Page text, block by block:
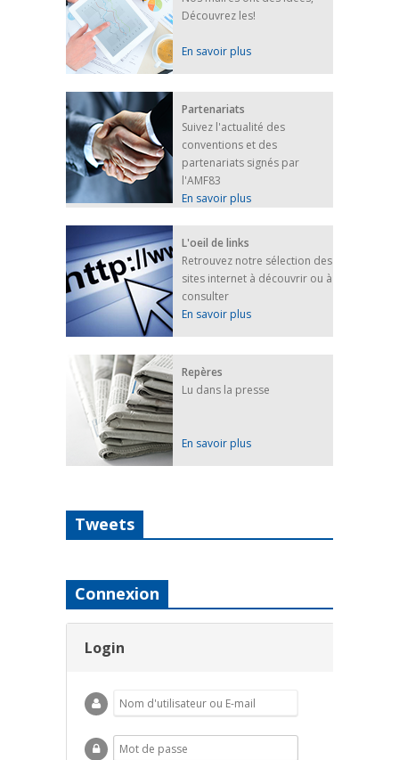
Découvrez les!
En savoir plus
Partenariats
Suivez l'actualité des
conventions et des
partenariats signés par
l'AMF83
En savoir plus
L'oeil de links
Retrouvez notre sélection des
sites internet à découvrir ou à
consulter
En savoir plus
Repères
Lu dans la presse
En savoir plus
Tweets
Connexion
Login